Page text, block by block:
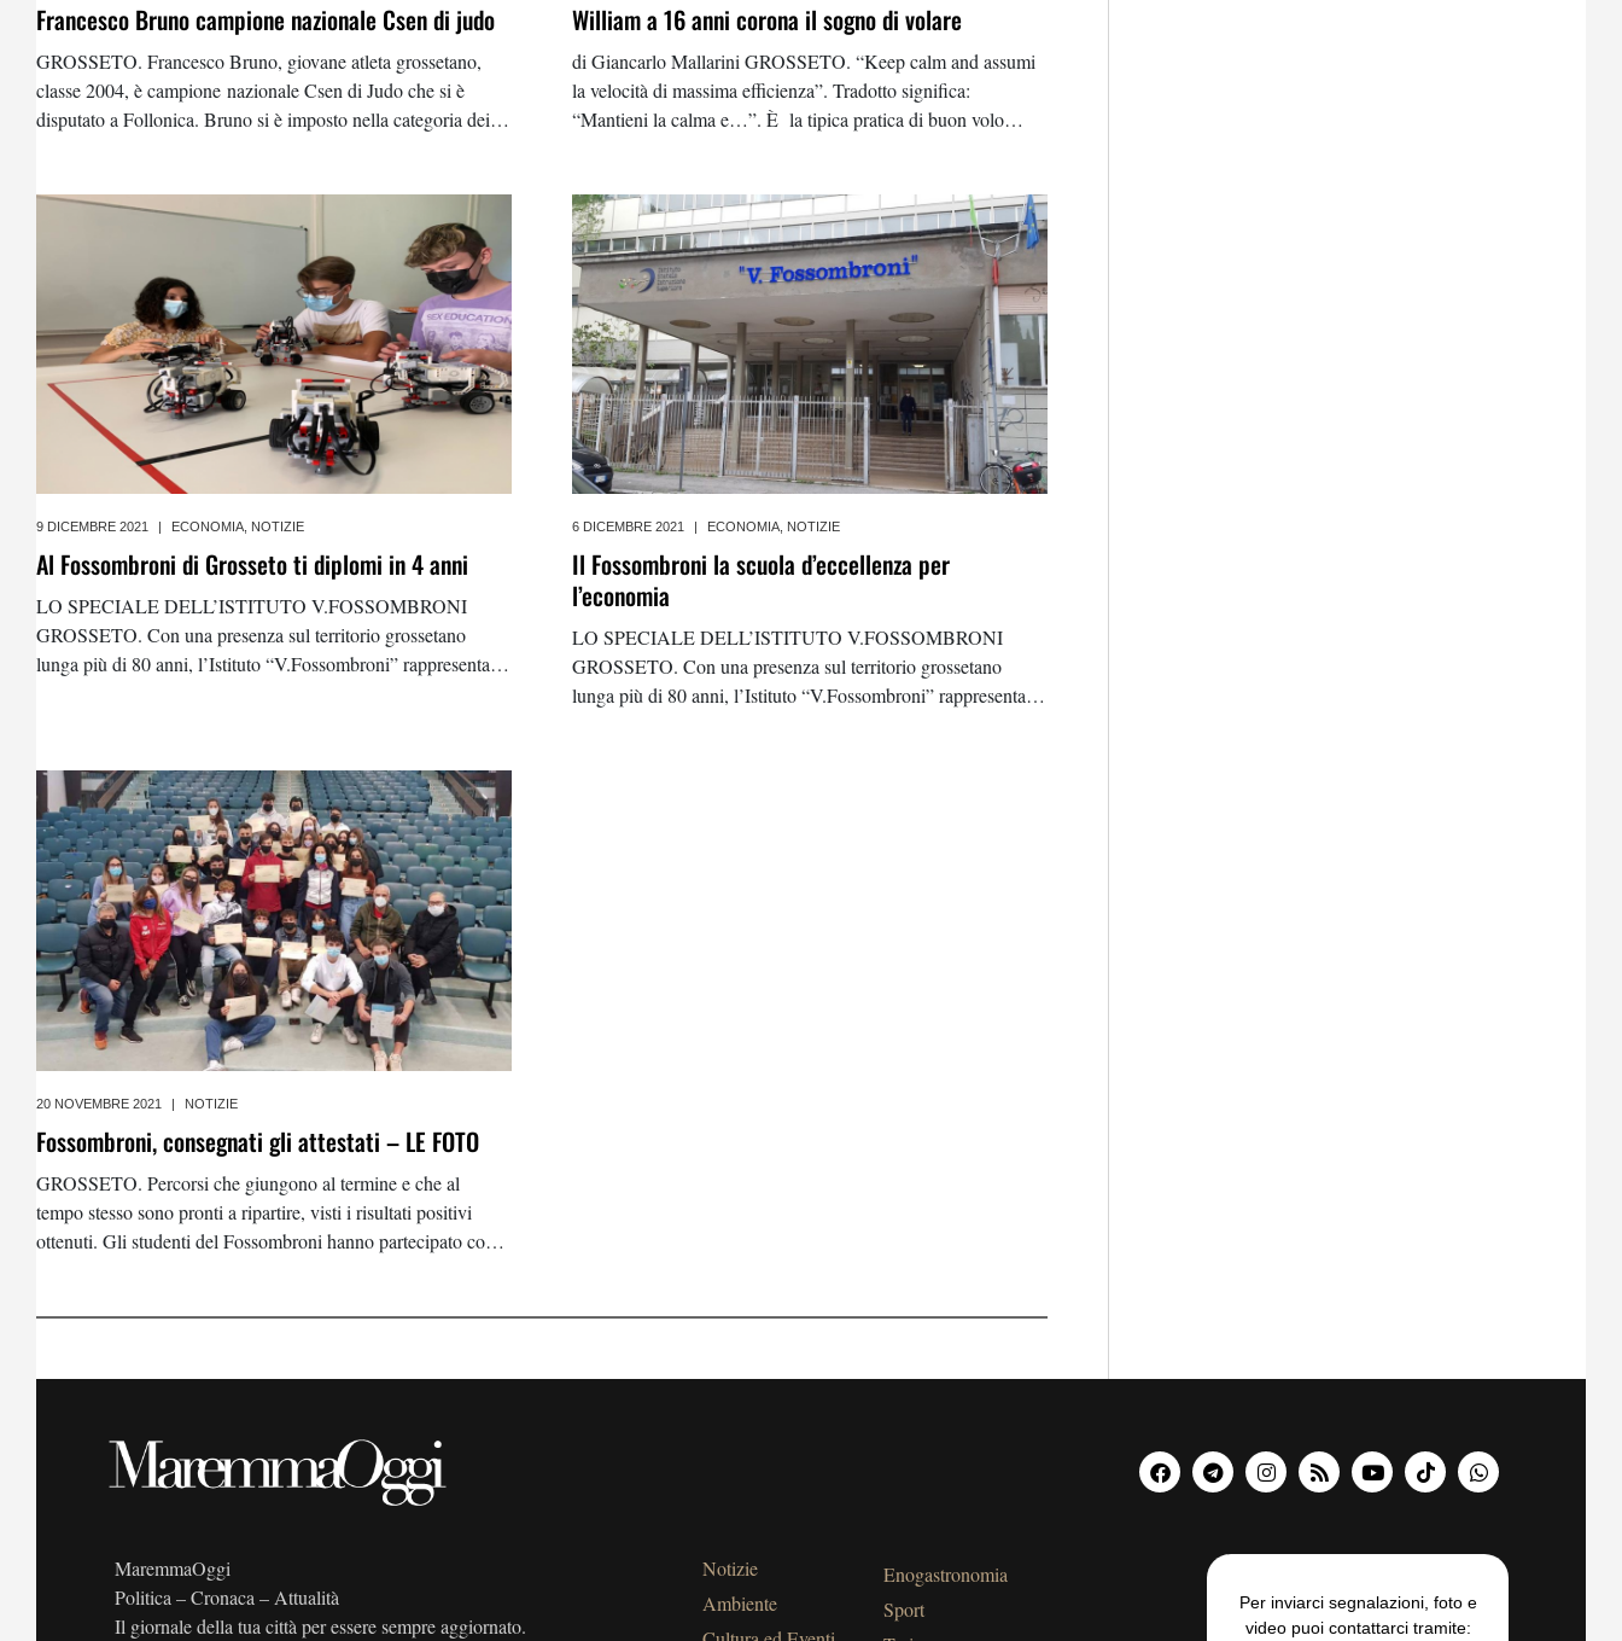
Francesco Bruno campione nazionale Csen di judo
GROSSETO. Francesco Bruno, giovane atleta grossetano,
classe 2004, è campione nazionale Csen di Judo che si è
disputato a Follonica. Bruno si è imposto nella categoria dei
William a 16 anni corona il sogno di volare
di Giancarlo Mallarini GROSSETO. “Keep calm and assumi
la velocità di massima efficienza”. Tradotto significa:
“Mantieni la calma e…”. È la tipica pratica di buon volo
9 DICEMBRE 2021 ECONOMIA, NOTIZIE
Al Fossombroni di Grosseto ti diplomi in 4 anni
LO SPECIALE DELL’ISTITUTO V.FOSSOMBRONI
GROSSETO. Con una presenza sul territorio grossetano
lunga più di 80 anni, l’Istituto “V.Fossombroni” rappresenta
6 DICEMBRE 2021 ECONOMIA, NOTIZIE
Il Fossombroni la scuola d’eccellenza per
l’economia
LO SPECIALE DELL’ISTITUTO V.FOSSOMBRONI
GROSSETO. Con una presenza sul territorio grossetano
lunga più di 80 anni, l’Istituto “V.Fossombroni” rappresenta
20 NOVEMBRE 2021 | NOTIZIE
Fossombroni, consegnati gli attestati – LE FOTO
GROSSETO. Percorsi che giungono al termine e che al
tempo stesso sono pronti a ripartire, visti i risultati positivi
ottenuti. Gli studenti del Fossombroni hanno partecipato con
MaremmaOggi
Politica – Cronaca – Attualità
Il giornale della tua città per essere sempre aggiornato.
Notizie
Ambiente
Enogastronomia
Sport
Per inviarci segnalazioni, foto e
video puoi contattarci tramite: